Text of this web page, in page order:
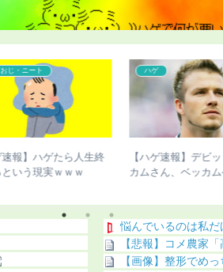
原隼人さん、
くなってしま
こどおじ・ニート
【画像あり】骨延長失敗で
切断した人、お気持ち表明
悩んでいるのは私
【悲報】コメ農家
【画像】整形でめ